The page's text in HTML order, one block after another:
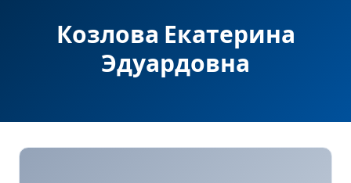
Козлова Екатерина
Эдуардовна